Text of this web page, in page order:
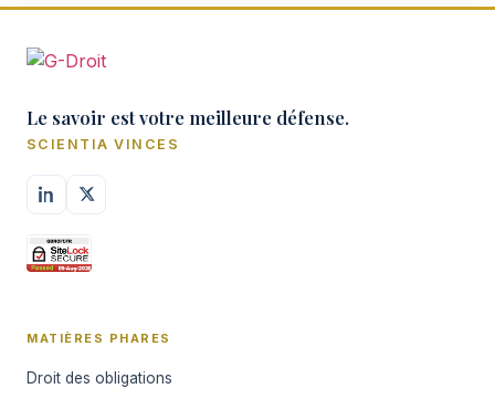
Le savoir est votre meilleure défense.
SCIENTIA VINCES
MATIÈRES PHARES
Droit des obligations